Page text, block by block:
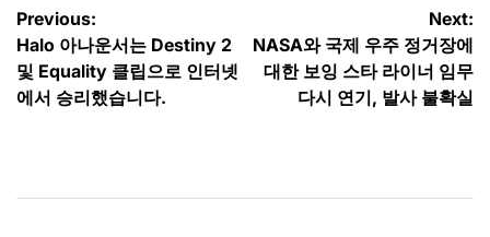
글
탐
색
Previous:
Halo 아나운서는 Destiny 2
및 Equality 클립으로 인터넷
에서 승리했습니다.
Next:
NASA와 국제 우주 정거장에
대한 보잉 스타 라이너 임무
다시 연기, 발사 불확실